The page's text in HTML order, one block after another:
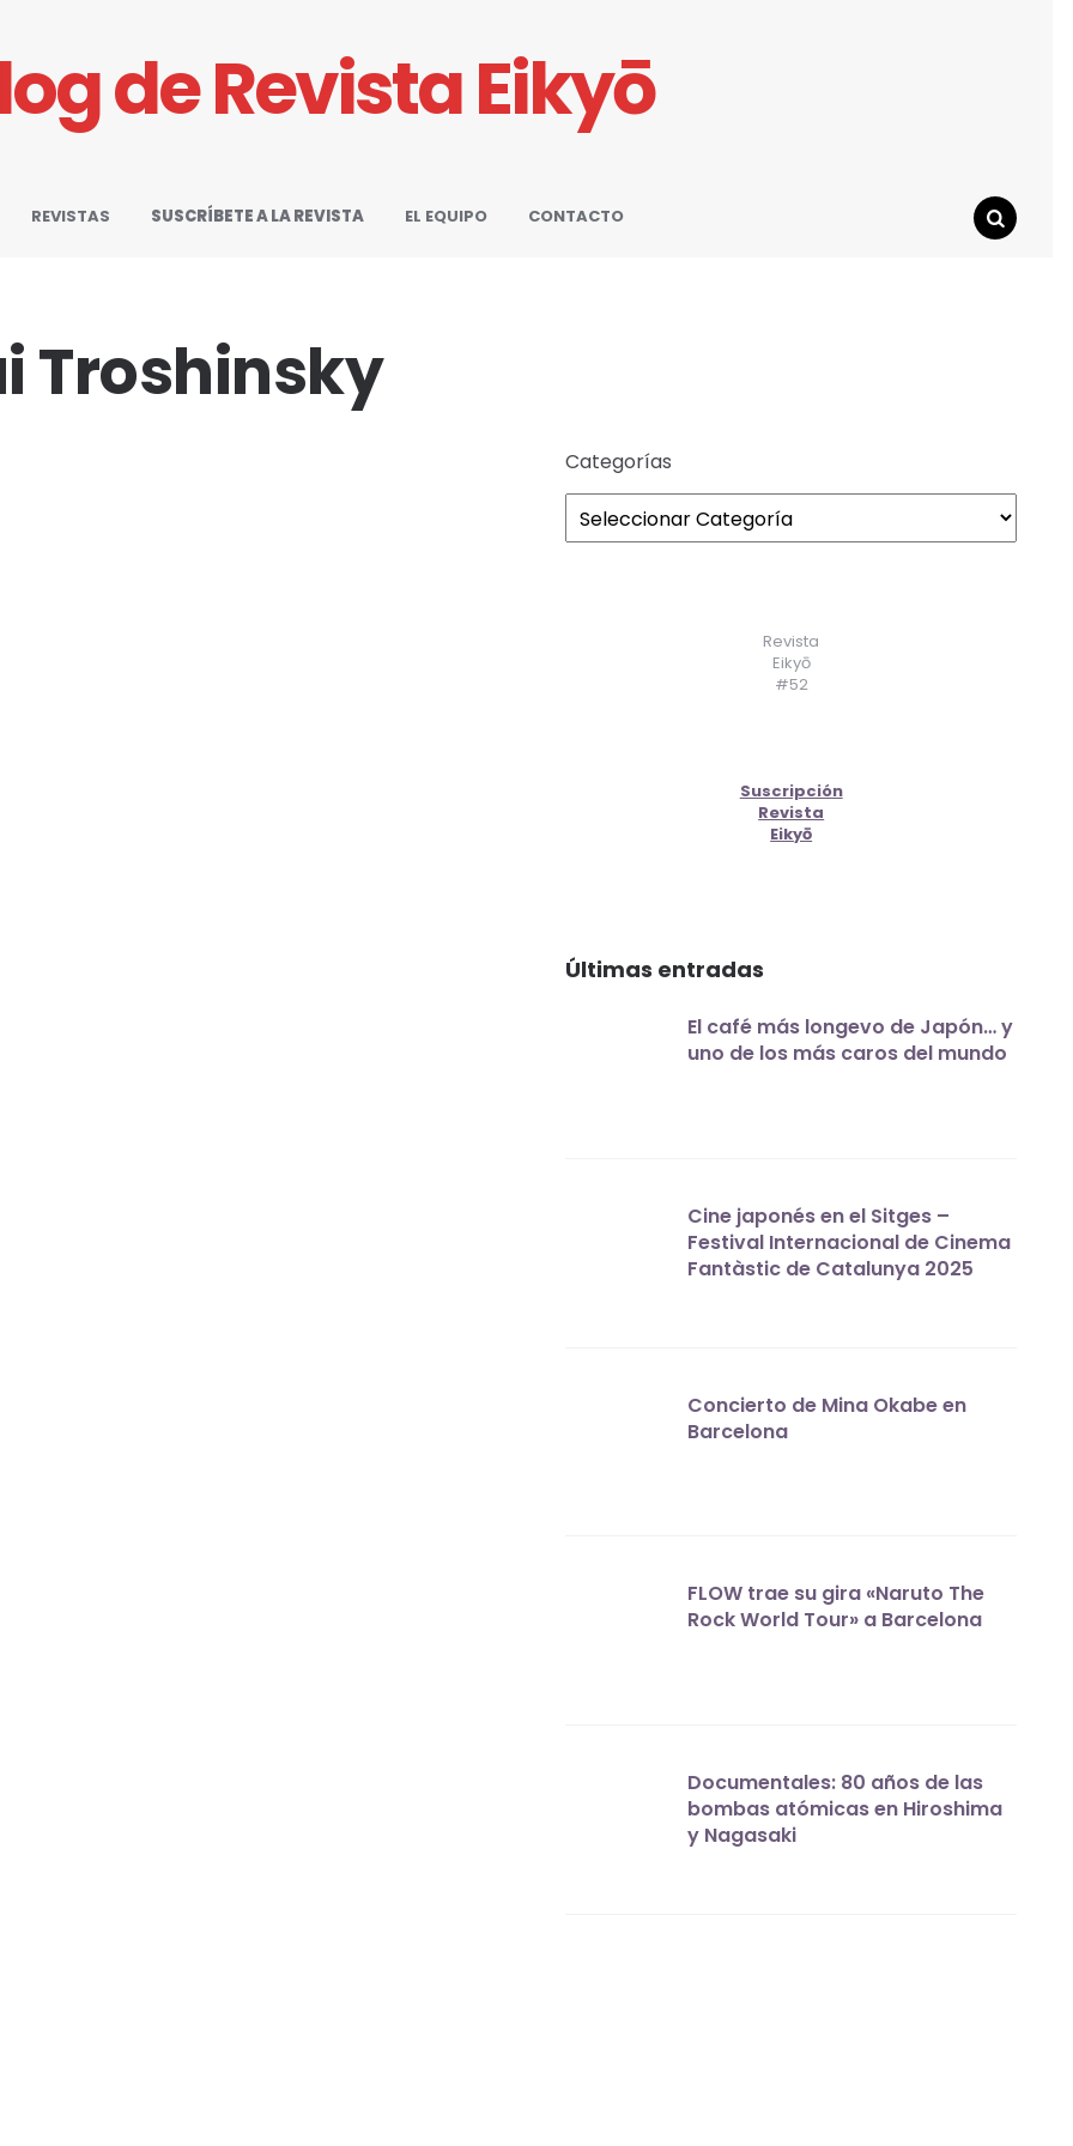
de Revista Eikyō
REVISTAS SUSCRÍBETE A LA REVISTA EL EQUIPO
CONTACTO
Troshinsky
Categorías
Revista
Eikyō
#52
Suscripción
Revista
Eikyō
Últimas entradas
El café más longevo de Japón… y
uno de los más caros del mundo
Cine japonés en el Sitges –
Festival Internacional de Cinema
Fantàstic de Catalunya 2025
Concierto de Mina Okabe en
Barcelona
FLOW trae su gira «Naruto The
Rock World Tour» a Barcelona
Documentales: 80 años de las
bombas atómicas en Hiroshima
y Nagasaki